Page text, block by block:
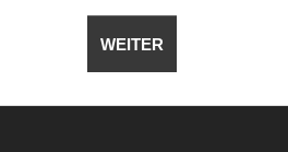
WEITER